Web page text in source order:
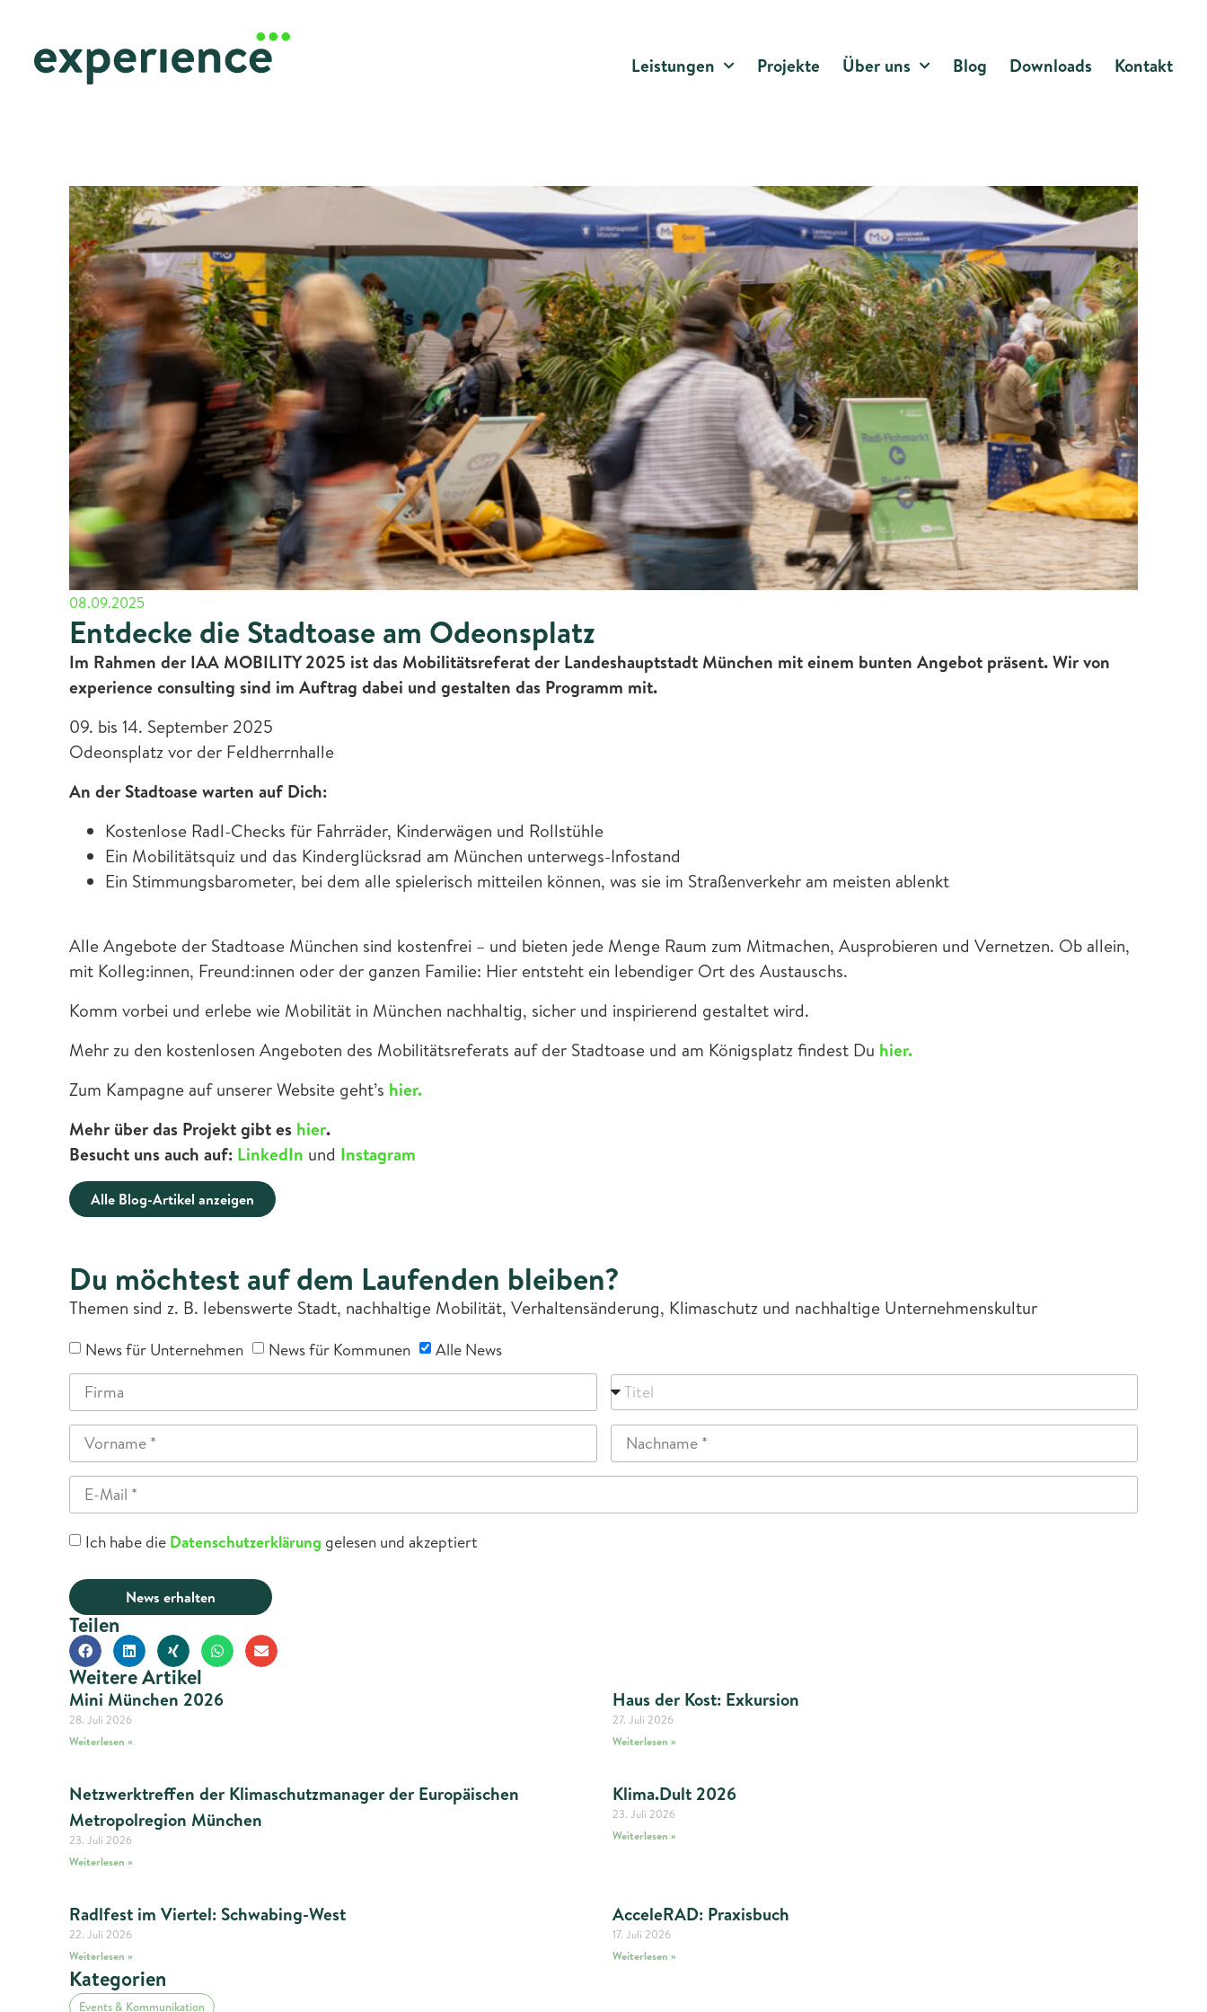
Leistungen Projekte Über uns Blog Downloads Kontakt
08.09.2025
Entdecke die Stadtoase am Odeonsplatz
Im Rahmen der IAA MOBILITY 2025 ist das Mobilitätsreferat der Landeshauptstadt München mit einem bunten Angebot präsent. Wir von
experience consulting sind im Auftrag dabei und gestalten das Programm mit.
09. bis 14. September 2025
Odeonsplatz vor der Feldherrnhalle
An der Stadtoase warten auf Dich:
Kostenlose Radl-Checks für Fahrräder, Kinderwägen und Rollstühle
Ein Mobilitätsquiz und das Kinderglücksrad am München unterwegs-Infostand
Ein Stimmungsbarometer, bei dem alle spielerisch mitteilen können, was sie im Straßenverkehr am meisten ablenkt
Alle Angebote der Stadtoase München sind kostenfrei – und bieten jede Menge Raum zum Mitmachen, Ausprobieren und Vernetzen. Ob allein,
mit Kolleg:innen, Freund:innen oder der ganzen Familie: Hier entsteht ein lebendiger Ort des Austauschs.
Komm vorbei und erlebe wie Mobilität in München nachhaltig, sicher und inspirierend gestaltet wird.
Mehr zu den kostenlosen Angeboten des Mobilitätsreferats auf der Stadtoase und am Königsplatz findest Du hier.
Zum Kampagne auf unserer Website geht’s hier.
Mehr über das Projekt gibt es hier.
Besucht uns auch auf: LinkedIn und Instagram
Alle Blog-Artikel anzeigen
Du möchtest auf dem Laufenden bleiben?
Themen sind z. B. lebenswerte Stadt, nachhaltige Mobilität, Verhaltensänderung, Klimaschutz und nachhaltige Unternehmenskultur
News für Unternehmen News für Kommunen Alle News
Ich habe die Datenschutzerklärung gelesen und akzeptiert
News erhalten
Alternative:
Teilen
Weitere Artikel
Mini München 2026
28. Juli 2026
Weiterlesen »
Haus der Kost: Exkursion
27. Juli 2026
Weiterlesen »
Netzwerktreffen der Klimaschutzmanager der Europäischen
Metropolregion München
23. Juli 2026
Weiterlesen »
Klima.Dult 2026
23. Juli 2026
Weiterlesen »
Radlfest im Viertel: Schwabing-West
22. Juli 2026
Weiterlesen »
AcceleRAD: Praxisbuch
17. Juli 2026
Weiterlesen »
Kategorien
Events & Kommunikation